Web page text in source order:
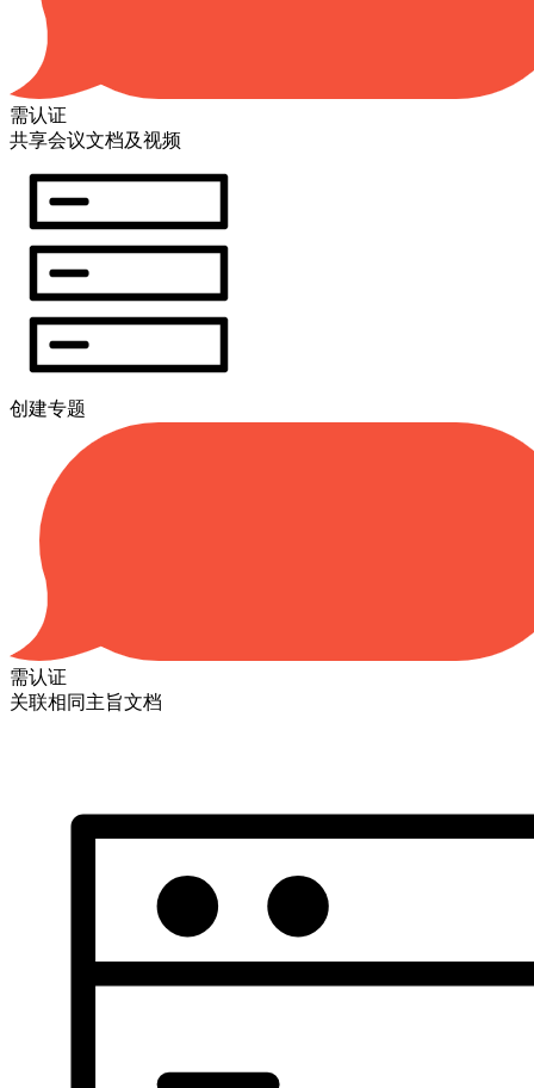
需认证
共享会议文档及视频
创建专题
需认证
关联相同主旨文档